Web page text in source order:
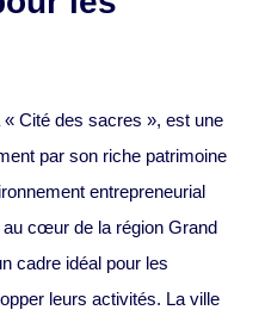
Cité des sacres », est une
par son riche patrimoine
entrepreneurial
cœur de la région Grand
cadre idéal pour les
leurs activités. La ville